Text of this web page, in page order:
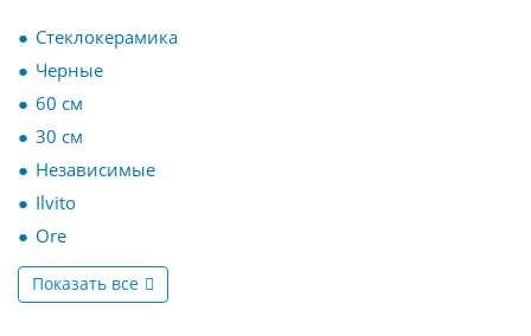
Стеклокерамика
Черные
60 см
30 см
Независимые
Ilvito
Ore
Показать все